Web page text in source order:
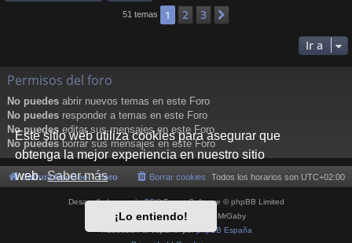
Este sitio web utiliza cookies para asegurar que
obtenga la mejor experiencia en nuestro sitio
web.Saber más
¡Lo entiendo!
51 temas 1 2 3
Ir a
Permisos del foro
No puedes abrir nuevos temas en este Foro
No puedes responder a temas en este Foro
No puedes editar sus mensajes en este Foro
No puedesborrar sus mensajes en este Foro
Cultura NeoGeo Foro Todos los horarios son UTC+02:00
Borrar cookies
Desarrollado porphpBB® Forum Software © phpBB Limited
Style porArty- phpBB 3.3 por MrGaby
phpBB España